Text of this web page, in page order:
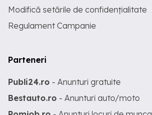
Modifică setările de confidențialitate
Regulament Campanie
Parteneri
Publi24.ro - Anunturi gratuite
Bestauto.ro - Anunturi auto/moto